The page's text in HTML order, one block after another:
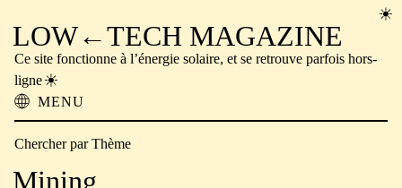
LOW←TECH MAGAZINE
Ce site fonctionne à l’énergie solaire, et se retrouve parfois hors-
ligne
MENU
À propos
Solutions Low-tech
Chercher par Thème
Mining